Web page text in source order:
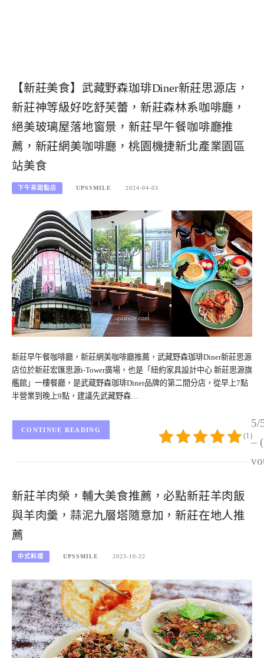
【新莊美食】武藏野森珈琲Diner新莊思源店，
新莊神等級好吃舒芙蕾，新莊森林系咖啡廳，
絕美玻璃屋落地窗景，新莊早午餐咖啡廳推
薦，新莊網美咖啡廳，桃園機捷新北產業園區
站美食
下午茶甜點店 UPSSMILE 2024-04-03
新莊早午餐咖啡廳，新莊網美咖啡廳推薦，武藏野森珈琲Diner新莊思源
店位於新莊宏匯思源i-Tower廣場，也是「紐約家具設計中心 新莊思源旗
艦館」一樓餐廳，是武蔵野森珈琲Diner品牌的第二間分店，從早上7點
半營業到晚上9點，建議先武藏野森…
5/
–
(1)
CONTINUE READING
新莊羊肉榮，輔大美食推薦，必點新莊羊肉飯
與羊肉羹，蒜泥九層塔隨意加，新莊在地人推
薦
中式料理 UPSSMILE 2023-10-22